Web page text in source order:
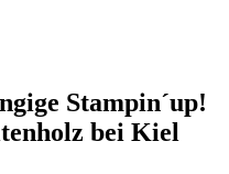
Stampin´up!
bei Kiel